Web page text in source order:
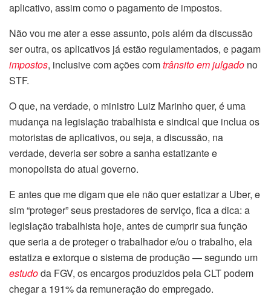
aplicativo, assim como o pagamento de impostos.
Não vou me ater a esse assunto, pois além da discussão
ser outra, os aplicativos já estão regulamentados, e pagam
impostos, inclusive com ações comtrânsito em julgado no
STF.
O que, na verdade, o ministro Luiz Marinho quer, é uma
mudança na legislação trabalhista e sindical que inclua os
motoristas de aplicativos, ou seja, a discussão, na
verdade, deveria ser sobre a sanha estatizante e
monopolista do atual governo.
E antes que me digam que ele não quer estatizar a Uber, e
sim “proteger” seus prestadores de serviço, fica a dica: a
legislação trabalhista hoje, antes de cumprir sua função
que seria a de proteger o trabalhador e/ou o trabalho, ela
estatiza e extorque o sistema de produção — segundo um
estudoda FGV, os encargos produzidos pela CLT podem
chegar a 191% da remuneração do empregado.